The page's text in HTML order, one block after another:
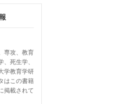
専攻、教育
、死生学、
学教育学研
はこの書籍
掲載されて